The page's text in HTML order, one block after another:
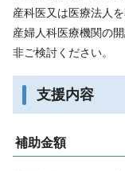
産科医又は医療法人を
産婦人科医療機関の
非ご検討ください。
支援内容
補助金額